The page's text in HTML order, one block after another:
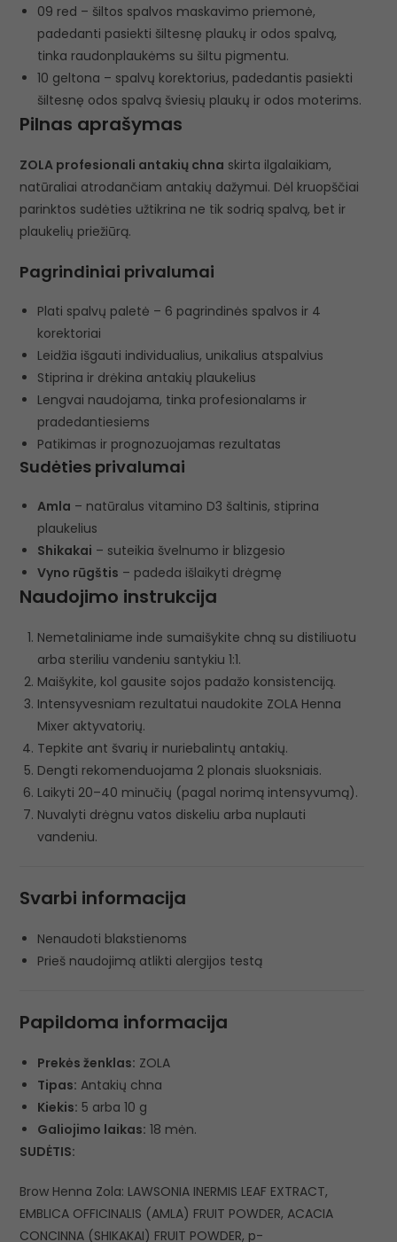
09 red – šiltos spalvos maskavimo priemonė,
padedanti pasiekti šiltesnę plaukų ir odos spalvą,
tinka raudonplaukėms su šiltu pigmentu.
10 geltona – spalvų korektorius, padedantis pasiekti
šiltesnę odos spalvą šviesių plaukų ir odos moterims.
Pilnas aprašymas
ZOLA profesionali antakių chna skirta ilgalaikiam,
natūraliai atrodančiam antakių dažymui. Dėl kruopščiai
parinktos sudėties užtikrina ne tik sodrią spalvą, bet ir
plaukelių priežiūrą.
Pagrindiniai privalumai
Plati spalvų paletė – 6 pagrindinės spalvos ir 4
korektoriai
Leidžia išgauti individualius, unikalius atspalvius
Stiprina ir drėkina antakių plaukelius
Lengvai naudojama, tinka profesionalams ir
pradedantiesiems
Patikimas ir prognozuojamas rezultatas
Sudėties privalumai
Amla – natūralus vitamino D3 šaltinis, stiprina
plaukelius
Shikakai – suteikia švelnumo ir blizgesio
Vyno rūgštis – padeda išlaikyti drėgmę
Naudojimo instrukcija
Nemetaliniame inde sumaišykite chną su distiliuotu
arba steriliu vandeniu santykiu 1:1.
Maišykite, kol gausite sojos padažo konsistenciją.
Intensyvesniam rezultatui naudokite ZOLA Henna
Mixer aktyvatorių.
Tepkite ant švarių ir nuriebalintų antakių.
Dengti rekomenduojama 2 plonais sluoksniais.
Laikyti 20–40 minučių (pagal norimą intensyvumą).
Nuvalyti drėgnu vatos diskeliu arba nuplauti
vandeniu.
Svarbi informacija
Nenaudoti blakstienoms
Prieš naudojimą atlikti alergijos testą
Papildoma informacija
Prekės ženklas: ZOLA
Tipas: Antakių chna
Kiekis: 5 arba 10 g
Galiojimo laikas: 18 mėn.
SUDĖTIS:
Brow Henna Zola: LAWSONIA INERMIS LEAF EXTRACT,
EMBLICA OFFICINALIS (AMLA) FRUIT POWDER, ACACIA
CONCINNA (SHIKAKAI) FRUIT POWDER, p-